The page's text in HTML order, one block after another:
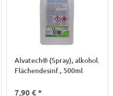
Alvatech® (Spray), alkohol.
Flächendesinf., 500ml
7,90 €*